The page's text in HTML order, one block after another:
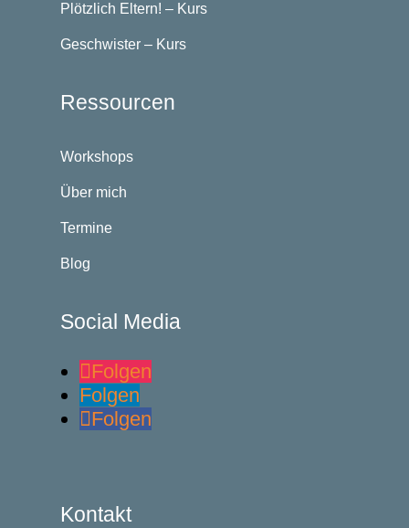
Plötzlich Eltern! – Kurs
Geschwister – Kurs
Ressourcen
Workshops
Über mich
Termine
Blog
Social Media
Folgen
Folgen
Folgen
Kontakt